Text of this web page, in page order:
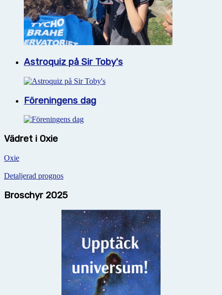
Astroquiz på Sir Toby's
Föreningens dag
Vädret i Oxie
Oxie
Detaljerad prognos
Broschyr 2025